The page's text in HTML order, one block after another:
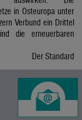
in Osteuropa unter
Verbund ein Drittel
die erneuerbaren
Der Standard